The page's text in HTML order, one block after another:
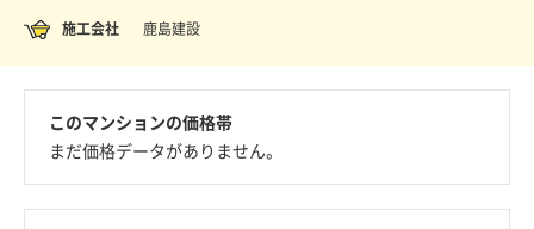
施工会社 鹿島建設
このマンションの価格帯
まだ価格データがありません。